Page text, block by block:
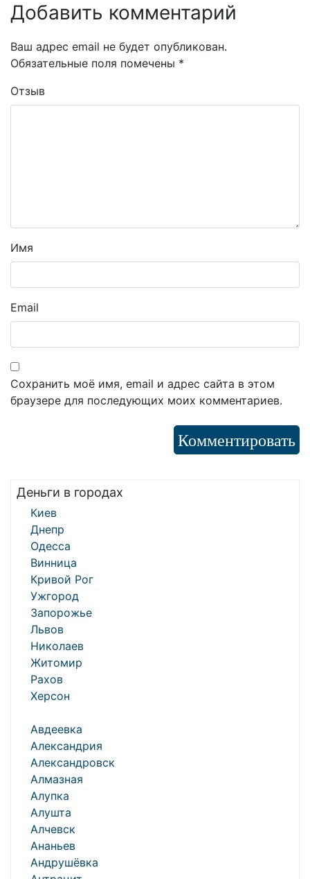
Добавить комментарий
Ваш адрес email не будет опубликован.
Обязательные поля помечены *
Отзыв
Имя
Email
Сохранить моё имя, email и адрес сайта в этом
браузере для последующих моих комментариев.
Деньги в городах
Киев
Днепр
Одесса
Винница
Кривой Рог
Ужгород
Запорожье
Львов
Николаев
Житомир
Рахов
Херсон
Авдеевка
Александрия
Александровск
Алмазная
Алупка
Алушта
Алчевск
Ананьев
Андрушёвка